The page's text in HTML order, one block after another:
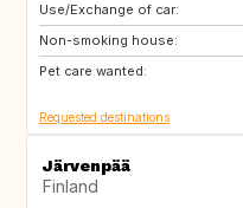
Use/Exchange of car:
Non-smoking house:
Pet care wanted:
HU
DE
NL
Requested destinations
Järvenpää
Finland